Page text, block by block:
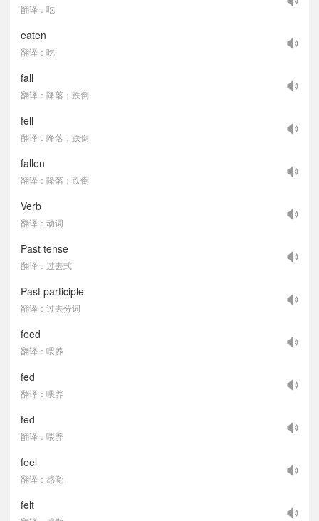
翻译：吃
eaten
翻译：吃
fall
翻译：降落；跌倒
fell
翻译：降落；跌倒
fallen
翻译：降落；跌倒
Verb
翻译：动词
Past tense
翻译：过去式
Past participle
翻译：过去分词
feed
翻译：喂养
fed
翻译：喂养
fed
翻译：喂养
feel
翻译：感觉
felt